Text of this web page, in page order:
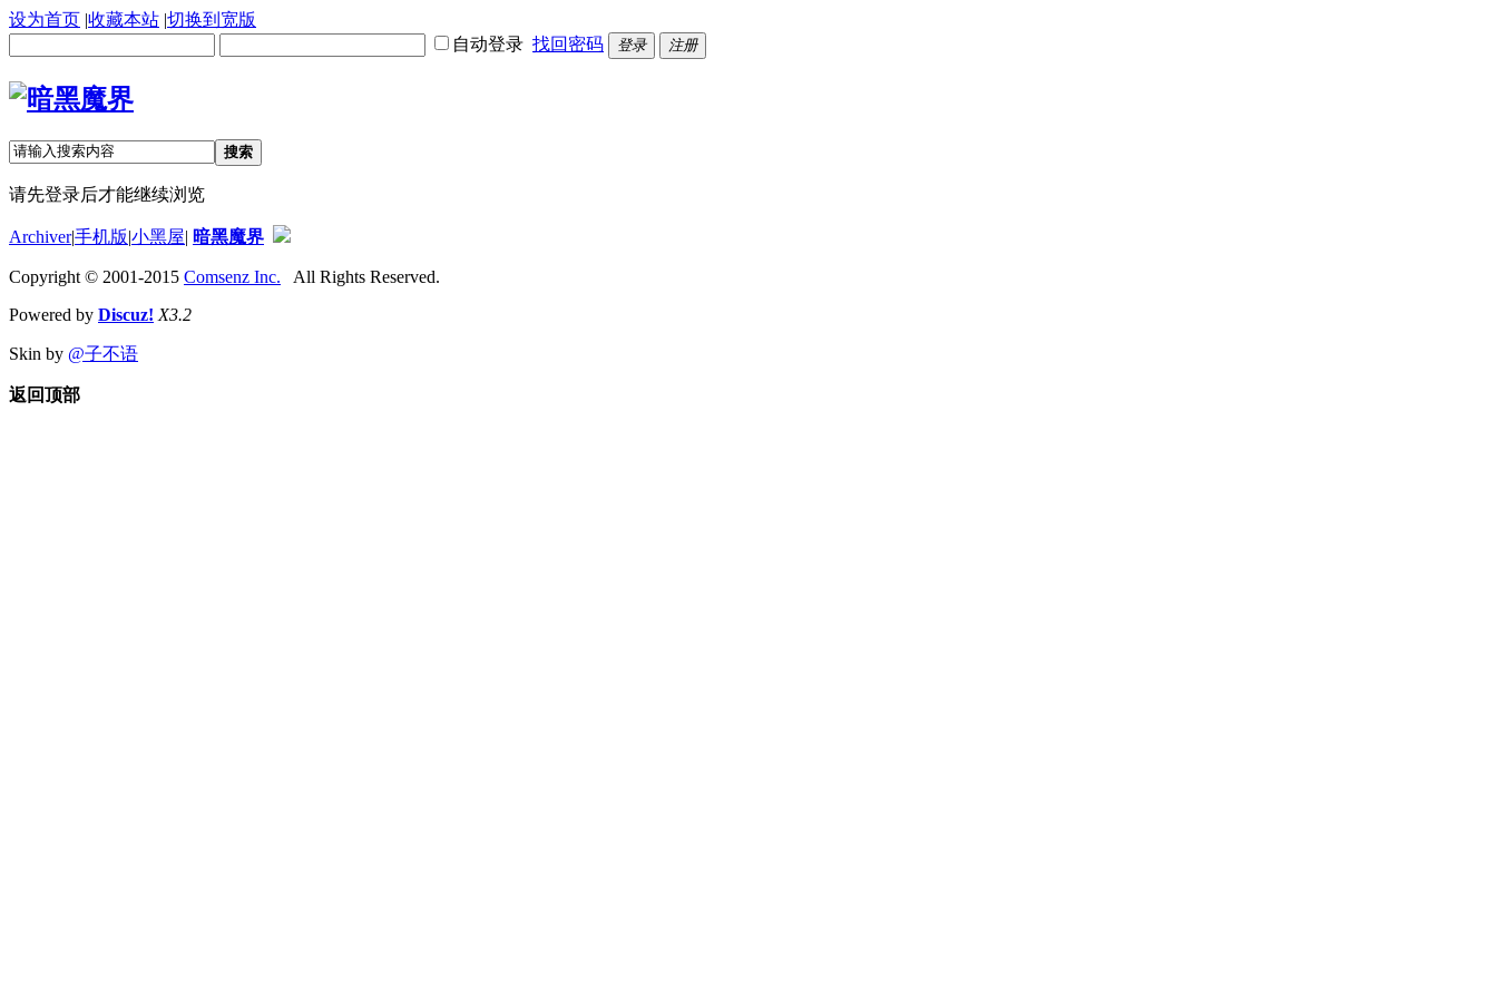
设为首页 |收藏本站 |切换到宽版
自动登录 找回密码 登录 注册
搜索
请先登录后才能继续浏览
Archiver|手机版|小黑屋| 暗黑魔界
Copyright © 2001-2015 Comsenz Inc. All Rights Reserved.
Powered by Discuz! X3.2
Skin by @子不语
返回顶部